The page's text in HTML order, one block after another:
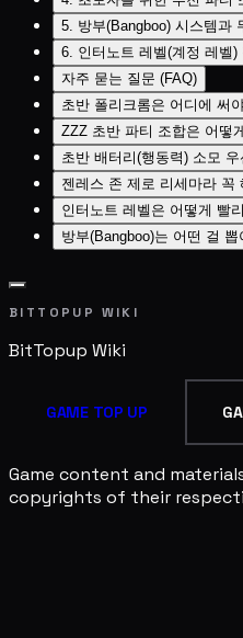
5. 방부(Bangboo) 시스템과
6. 인터노트 레벨(계정 레벨)
자주 묻는 질문 (FAQ)
초반 폴리크롬은 어디에 써
ZZZ 초반 파티 조합은 어떻
초반 배터리(행동력) 소모 우
젠레스 존 제로 리세마라 꼭
인터노트 레벨은 어떻게 빨
방부(Bangboo)는 어떤 걸
BITTOPUP WIKI
BitTopup Wiki
GAME TOP UP
Game content and
copyrights of their